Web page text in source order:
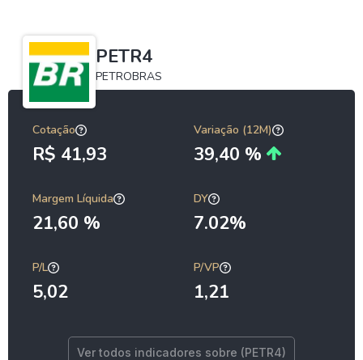
PETR4
PETROBRAS
Cotação
R$ 41,93
Variação (12M)
39,40 %
Margem Líquida
21,60 %
DY
7.02%
P/L
5,02
P/VP
1,21
Ver todos indicadores sobre (PETR4)